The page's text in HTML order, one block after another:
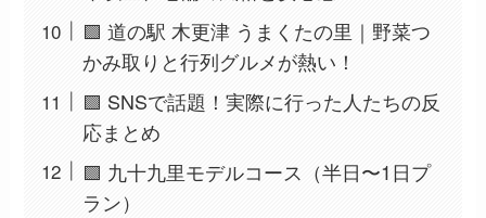
🟩 道の駅 木更津 うまくたの里｜野菜つ
かみ取りと行列グルメが熱い！
🟩 SNSで話題！実際に行った人たちの反
応まとめ
🟩 九十九里モデルコース（半日〜1日プ
ラン）